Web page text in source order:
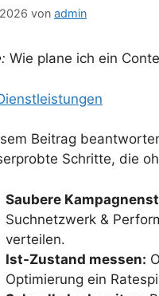
von admin
Wie plane ich ein
Beitrag
Schritte, die
Saubere
Suchnetzwerk &
verteilen.
Ist-Zustand messen:
Optimierung ein